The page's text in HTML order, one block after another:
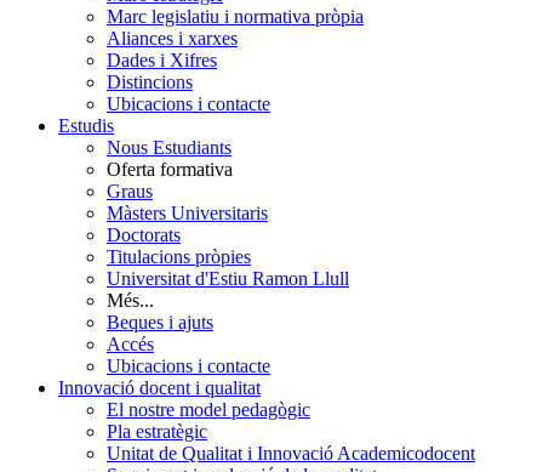
Marc legislatiu i normativa pròpia
Aliances i xarxes
Dades i Xifres
Distincions
Ubicacions i contacte
Estudis
Nous Estudiants
Oferta formativa
Graus
Màsters Universitaris
Doctorats
Titulacions pròpies
Universitat d'Estiu Ramon Llull
Més...
Beques i ajuts
Accés
Ubicacions i contacte
Innovació docent i qualitat
El nostre model pedagògic
Pla estratègic
Unitat de Qualitat i Innovació Academicodocent